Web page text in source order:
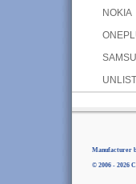
NOKIA
Manufacturer
© 2006 - 2026